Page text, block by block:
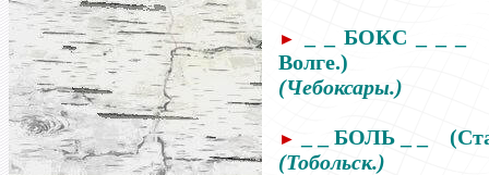
►
_ _ БОКС _ _ _
Волге.)
(Чебоксары.)
► _ _ БОЛЬ _ _
(Тобольск.)